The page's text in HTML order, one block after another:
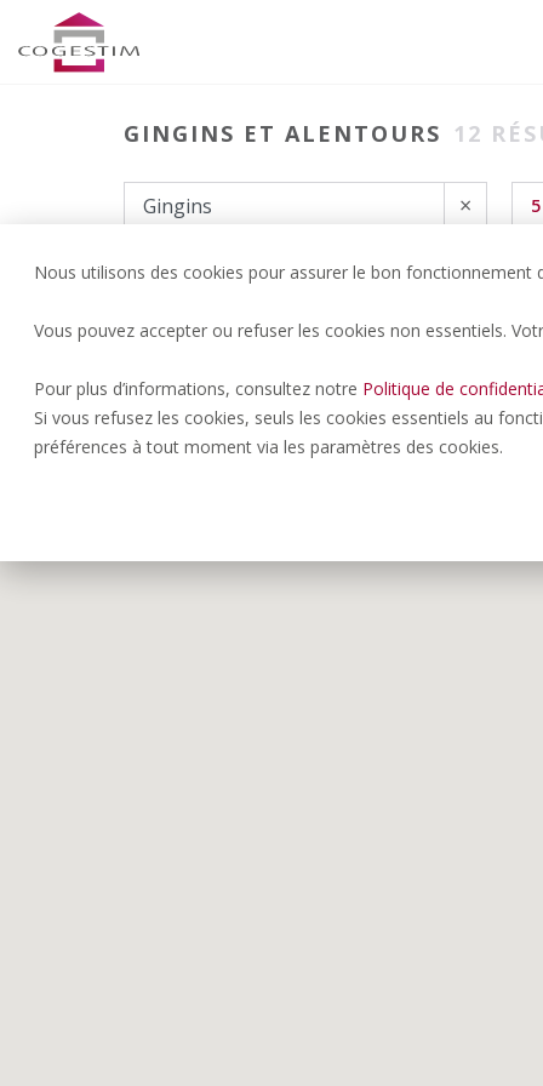
Nous utilisons des cookies pour assurer le bon
Vous pouvez accepter ou refuser les cookies non essentiels.
Pour plus d’informations, consultez notre Politique de
Si vous refusez les cookies, seuls les cookies essentiels au
préférences à tout moment via les paramètres des cookies.
GINGINS ET ALENTOURS 12
×